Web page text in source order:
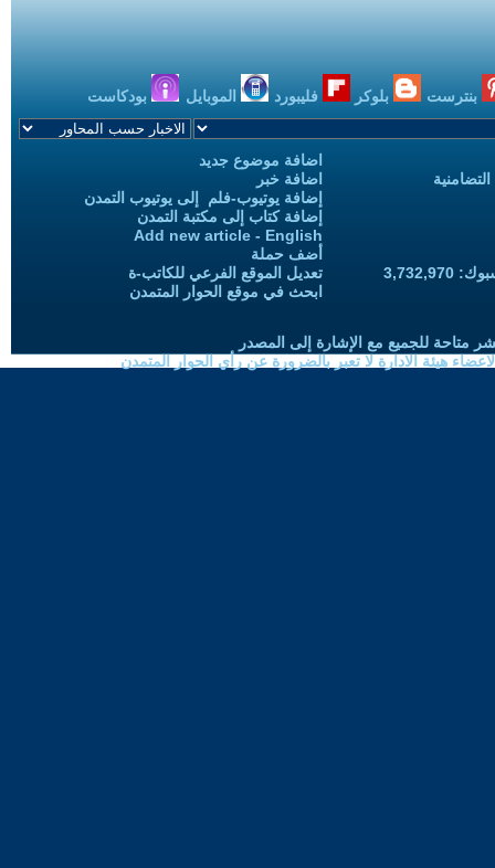
بنترست بلوكر فليبورد الموبايل بودكاست
اضافة موضوع جديد
اضافة خبر
إضافة يوتيوب-فلم إلى يوتيوب التمدن
إضافة كتاب إلى مكتبة التمدن
Add new article - English
أضف حملة
تعديل الموقع الفرعي للكاتب-ة
ابحث في موقع الحوار المتمدن
متاحة للجميع مع الإشارة إلى المصدر
هيئة الادارة لا تعبر بالضرورة عن رأي الحوار المتمدن